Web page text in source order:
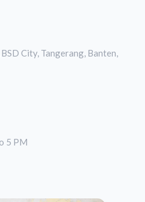
City, Tangerang, Banten,
5 PM